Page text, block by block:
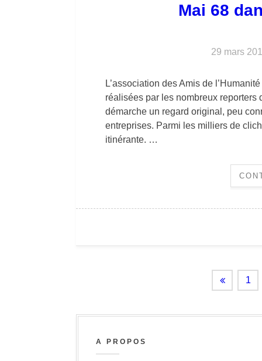
Mai 68
29 mars
L’association des Amis de
réalisées par les nombreux
démarche un regard original, peu
entreprises. Parmi les milliers de
itinérante. …
1
A PROPOS